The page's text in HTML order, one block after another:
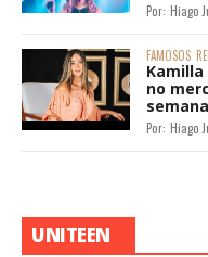
Por: Hiago
FAMOSOS
no
semana
Por: Hiago
UNITEEN